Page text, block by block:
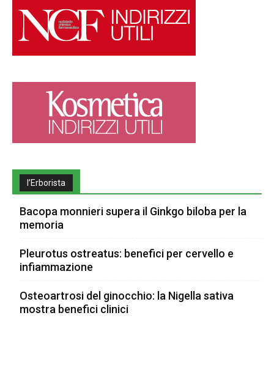
l’Erborista
Bacopa monnieri supera il Ginkgo biloba per la
memoria
Pleurotus ostreatus: benefici per cervello e
infiammazione
Osteoartrosi del ginocchio: la Nigella sativa
mostra benefici clinici